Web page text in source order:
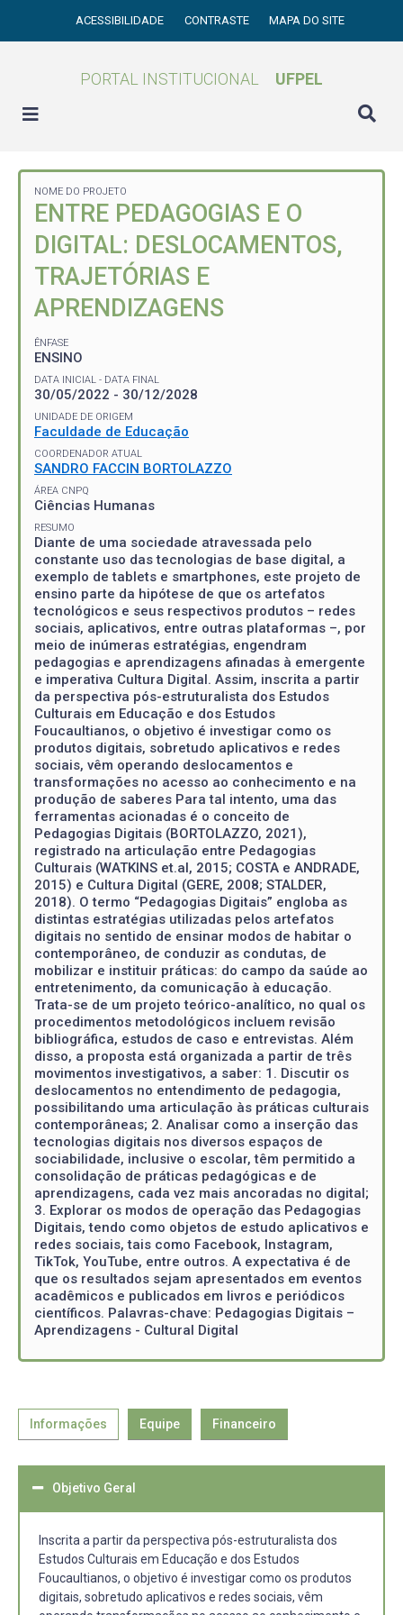
ACESSIBILIDADE CONTRASTE MAPA DO SITE
PORTAL INSTITUCIONAL UFPEL
NOME DO PROJETO
ENTRE PEDAGOGIAS E O
DIGITAL: DESLOCAMENTOS,
TRAJETÓRIAS E
APRENDIZAGENS
ÊNFASE
ENSINO
DATA INICIAL - DATA FINAL
30/05/2022 - 30/12/2028
UNIDADE DE ORIGEM
Faculdade de Educação
COORDENADOR ATUAL
SANDRO FACCIN BORTOLAZZO
ÁREA CNPQ
Ciências Humanas
RESUMO
Diante de uma sociedade atravessada pelo
constante uso das tecnologias de base digital, a
exemplo de tablets e smartphones, este projeto de
ensino parte da hipótese de que os artefatos
tecnológicos e seus respectivos produtos – redes
sociais, aplicativos, entre outras plataformas –, por
meio de inúmeras estratégias, engendram
pedagogias e aprendizagens afinadas à emergente
e imperativa Cultura Digital. Assim, inscrita a partir
da perspectiva pós-estruturalista dos Estudos
Culturais em Educação e dos Estudos
Foucaultianos, o objetivo é investigar como os
produtos digitais, sobretudo aplicativos e redes
sociais, vêm operando deslocamentos e
transformações no acesso ao conhecimento e na
produção de saberes Para tal intento, uma das
ferramentas acionadas é o conceito de
Pedagogias Digitais (BORTOLAZZO, 2021),
registrado na articulação entre Pedagogias
Culturais (WATKINS et.al, 2015; COSTA e ANDRADE,
2015) e Cultura Digital (GERE, 2008; STALDER,
2018). O termo “Pedagogias Digitais” engloba as
distintas estratégias utilizadas pelos artefatos
digitais no sentido de ensinar modos de habitar o
contemporâneo, de conduzir as condutas, de
mobilizar e instituir práticas: do campo da saúde ao
entretenimento, da comunicação à educação.
Trata-se de um projeto teórico-analítico, no qual os
procedimentos metodológicos incluem revisão
bibliográfica, estudos de caso e entrevistas. Além
disso, a proposta está organizada a partir de três
movimentos investigativos, a saber: 1. Discutir os
deslocamentos no entendimento de pedagogia,
possibilitando uma articulação às práticas culturais
contemporâneas; 2. Analisar como a inserção das
tecnologias digitais nos diversos espaços de
sociabilidade, inclusive o escolar, têm permitido a
consolidação de práticas pedagógicas e de
aprendizagens, cada vez mais ancoradas no digital;
3. Explorar os modos de operação das Pedagogias
Digitais, tendo como objetos de estudo aplicativos e
redes sociais, tais como Facebook, Instagram,
TikTok, YouTube, entre outros. A expectativa é de
que os resultados sejam apresentados em eventos
acadêmicos e publicados em livros e periódicos
científicos. Palavras-chave: Pedagogias Digitais –
Aprendizagens - Cultural Digital
Informações Equipe Financeiro
Objetivo Geral
Inscrita a partir da perspectiva pós-estruturalista dos
Estudos Culturais em Educação e dos Estudos
Foucaultianos, o objetivo é investigar como os produtos
digitais, sobretudo aplicativos e redes sociais, vêm